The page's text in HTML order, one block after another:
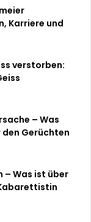
Karriere und
verstorben:
– Was
Gerüchten
– Was ist über